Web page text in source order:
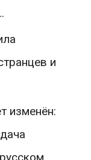
и
изменён: